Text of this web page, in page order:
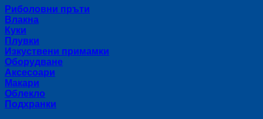
Риболовни пръти
Влакна
Куки
Плувки
Изкуствени примамки
Оборудване
Аксесоари
Макари
Облекло
Подхранки